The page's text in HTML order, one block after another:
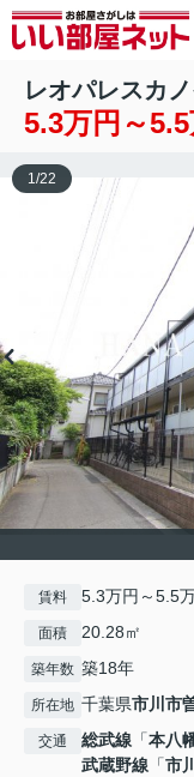
レオパレスカ
5.3万円～5.5
1/22
賃料 5.3万円～5.5
面積 20.28㎡
築年数 築18年
所在地 千葉県市川市
交通 総武線 「本八
武蔵野線 「市